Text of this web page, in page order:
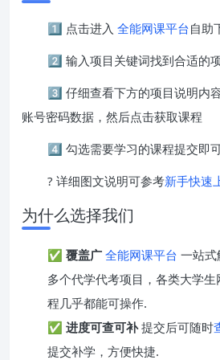
1️⃣ 点击进入 全能网课平台自助
2️⃣ 输入项目关键词找到合适的
3️⃣ 仔细查看下方的项目说明内
账号密码数据，然后点击获取课程
4️⃣ 勾选需要学习的课程提交即
? 详细图文说明可参考新手快速
为什么选择我们
✅ 覆盖广 全能网课平台 一站
多个代学代考项目，各类大学
程几乎都能可操作.
✅ 进度可查可补提交后可随时
提交补学，方便快捷.